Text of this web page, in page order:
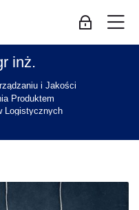
Zaloguj
inż.
i Jakości
Produktem
Logistycznych